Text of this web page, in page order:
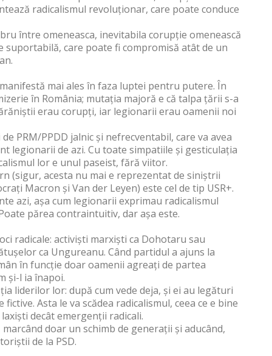
radicalismul revoluționar, care poate conduce
între omeneasca, inevitabila corupție omenească
care poate fi compromisă atât de un
mai ales în faza luptei pentru putere. În
în România; mutația majoră e că talpa țării s-a
erau corupți, iar legionarii erau oamenii noi
PRM/PPDD jalnic și nefrecventabil, care va avea
legionarii de azi. Cu toate simpatiile și gesticulația
lor e unul paseist, fără viitor.
(sigur, acesta nu mai e reprezentat de siniștrii
Macron și Van der Leyen) este cel de tip USR+.
azi, așa cum legionarii exprimau radicalismul
părea contraintuitiv, dar așa este.
radicale: activiști marxiști ca Dohotaru sau
ca Ungureanu. Când partidul a ajuns la
în funcție doar oamenii agreați de partea
și-l ia înapoi.
liderilor lor: după cum vede deja, și ei au legături
Asta le va scădea radicalismul, ceea ce e bine
decât emergenții radicali.
doar un schimb de generații și aducând,
de la PSD.